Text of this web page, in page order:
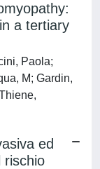
a tertiary
Paola;
M; Gardin,
ed
rischio